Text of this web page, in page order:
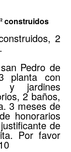
construidos
2
Pedro de
planta con
y jardines
2 baños,
3 meses de
honorarios
de
Por favor